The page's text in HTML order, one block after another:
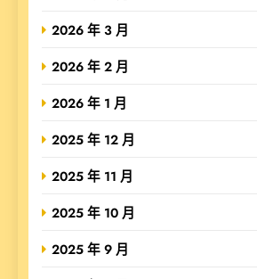
2026 年 3 月
2026 年 2 月
2026 年 1 月
2025 年 12 月
2025 年 11 月
2025 年 10 月
2025 年 9 月